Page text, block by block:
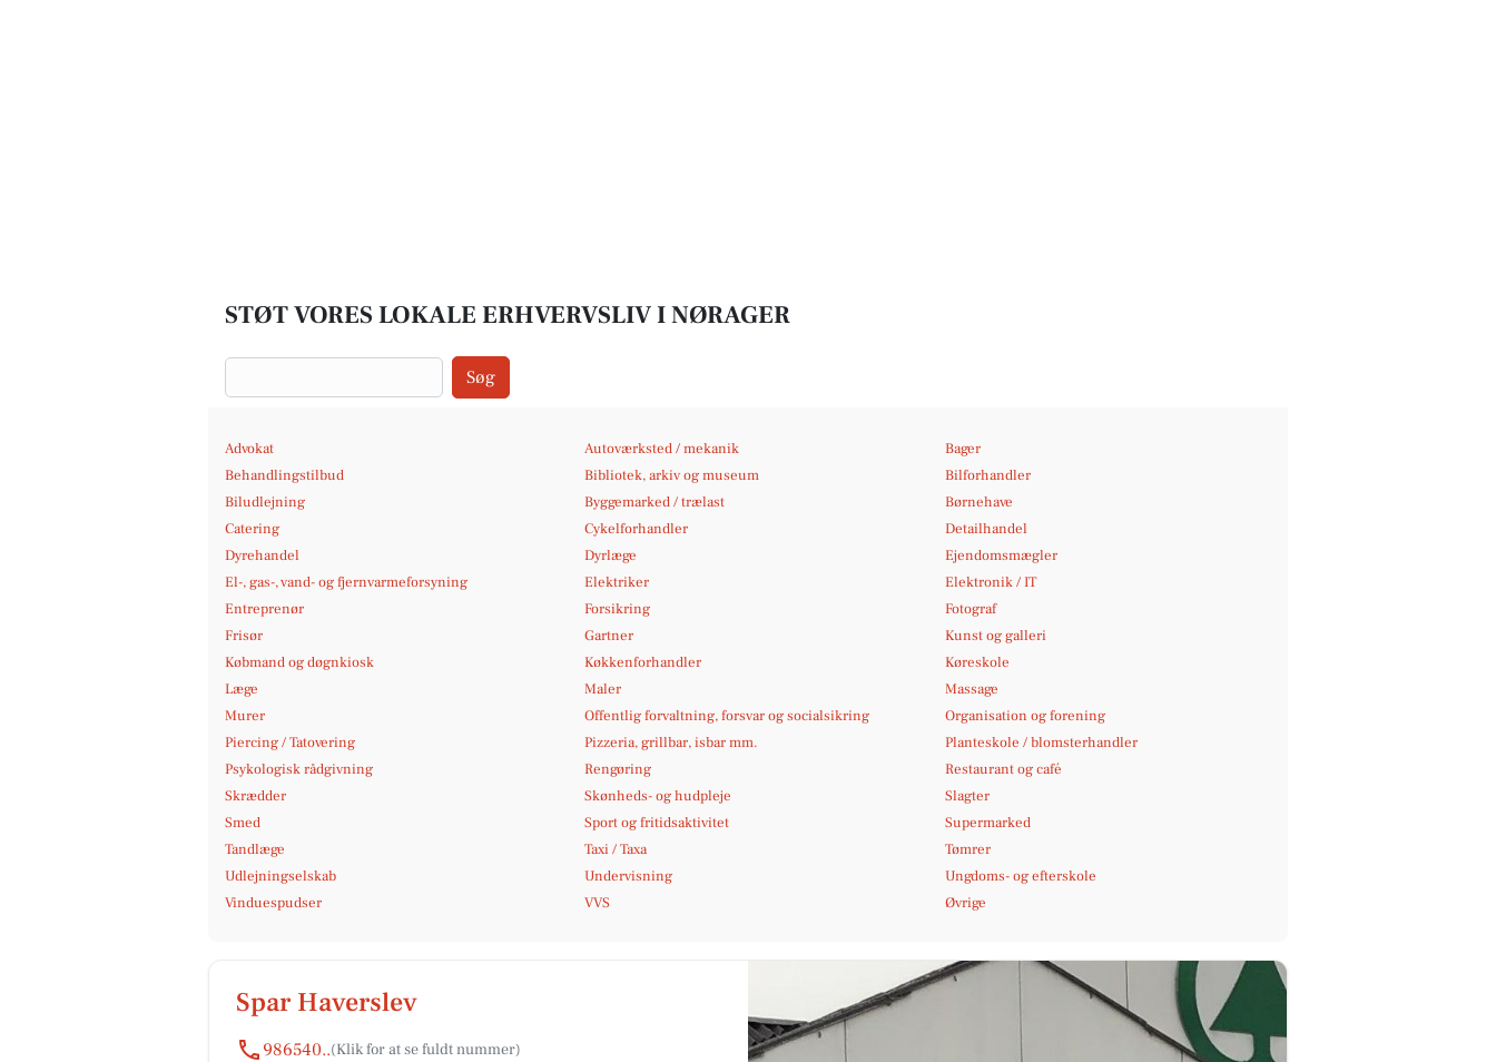
STØT VORES LOKALE ERHVERVSLIV I NØRAGER
Søg
Advokat Autoværksted / mekanik
Bager
Behandlingstilbud
Bibliotek, arkiv og museum
Bilforhandler
Biludlejning
Byggemarked / trælast
Børnehave
Catering
Cykelforhandler
Detailhandel
Dyrehandel
Dyrlæge
Ejendomsmægler
El-, gas-, vand- og fjernvarmeforsyning
Elektriker
Elektronik / IT
Entreprenør
Forsikring
Fotograf
Frisør
Gartner
Kunst og galleri
Købmand og døgnkiosk
Køkkenforhandler
Køreskole
Læge
Maler
Massage
Murer
Offentlig forvaltning, forsvar og socialsikring
Organisation og forening
Piercing / Tatovering
Pizzeria, grillbar, isbar mm.
Planteskole / blomsterhandler
Psykologisk rådgivning
Rengøring
Restaurant og café
Skrædder
Skønheds- og hudpleje
Slagter
Smed
Sport og fritidsaktivitet
Supermarked
Tandlæge
Taxi / Taxa
Tømrer
Udlejningselskab
Undervisning
Ungdoms- og efterskole
Vinduespudser
VVS Øvrige
Spar Haverslev
986540..